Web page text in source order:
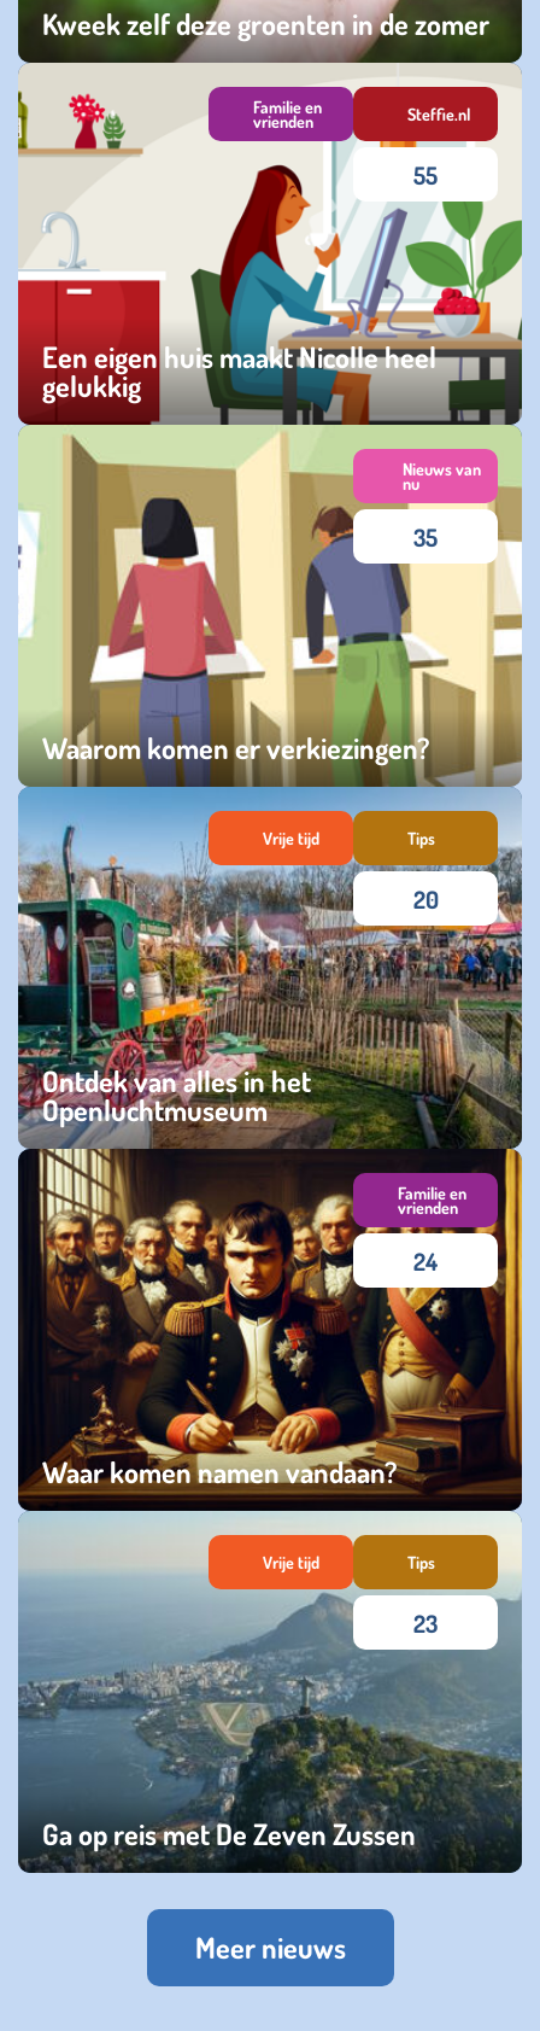
Kweek zelf deze groenten in de zomer
woensdag 24 juni 2026
Een eigen huis maakt Nicolle heel
gelukkig
dinsdag 09 september 2025
Familie en
vrienden Steffie.nl
55
Waarom komen er verkiezingen?
zaterdag 07 juni 2025
Nieuws van
nu
35
Ontdek van alles in het
Openluchtmuseum
maandag 03 maart 2025
Vrije tijd Tips
20
Waar komen namen vandaan?
dinsdag 13 februari 2024
Familie en
vrienden
24
Ga op reis met De Zeven Zussen
Vrije tijd Tips
23
Meer nieuws